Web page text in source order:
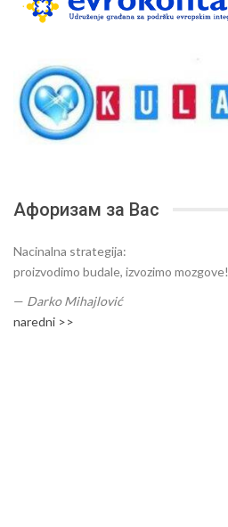
Афоризам за Вас
Nacinalna strategija:
proizvodimo budale, izvozimo mozgove!
— Darko Mihajlović
naredni >>